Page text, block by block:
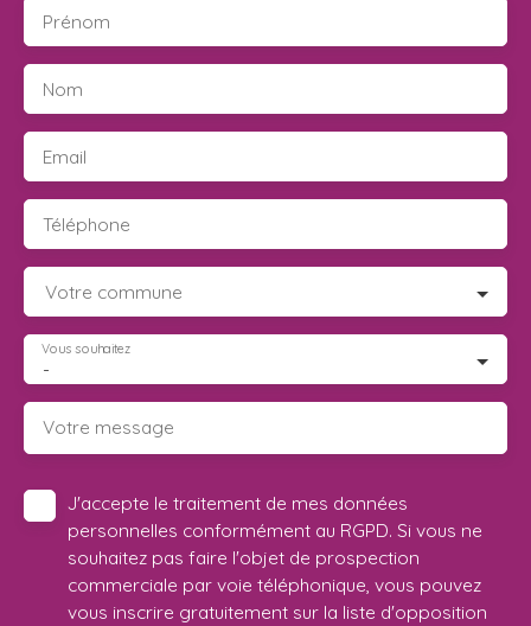
Prénom
Nom
Email
Téléphone
Votre commune
-
Vous souhaitez
Votre message
J'accepte le traitement de mes données
personnelles conformément au RGPD. Si vous ne
souhaitez pas faire l'objet de prospection
commerciale par voie téléphonique, vous pouvez
vous inscrire gratuitement sur la liste d'opposition